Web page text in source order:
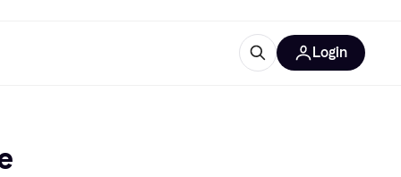
Login